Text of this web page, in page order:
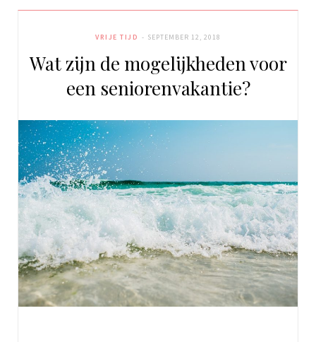
VRIJE TIJD SEPTEMBER 12, 2018
Wat zijn de mogelijkheden voor
een seniorenvakantie?